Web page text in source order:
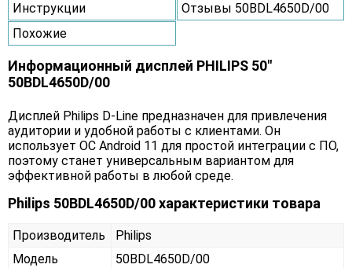
Инструкции
Отзывы 50BDL4650D/00
Похожие
Информационный дисплей PHILIPS 50"
50BDL4650D/00
Дисплей Philips D-Line предназначен для привлечения
аудитории и удобной работы с клиентами. Он
использует ОС Android 11 для простой интеграции с ПО,
поэтому станет универсальным вариантом для
эффективной работы в любой среде.
Philips 50BDL4650D/00 характеристики товара
Производитель
Philips
Модель
50BDL4650D/00